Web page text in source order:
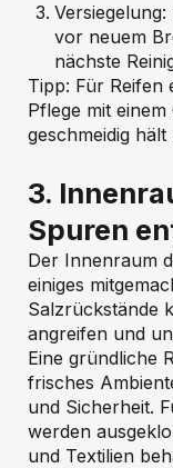
vor neuem
nächste
Tipp: Für Reifen
Pflege mit
geschmeidig hält
3.
Spuren
Der Innenraum
einiges
Salzrückstände
angreifen und
Eine gründliche
frisches
und Sicherheit.
werden
und Textilien